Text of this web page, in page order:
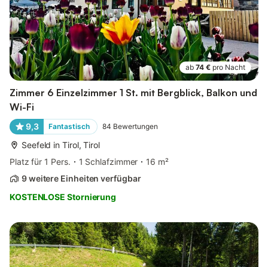
ab 74 € pro Nacht
Zimmer 6 Einzelzimmer 1 St. mit Bergblick, Balkon und
Wi-Fi
9,3 Fantastisch 84 Bewertungen
Seefeld in Tirol, Tirol
Platz für 1 Pers.
1 Schlafzimmer
16 m²
9 weitere Einheiten verfügbar
KOSTENLOSE Stornierung